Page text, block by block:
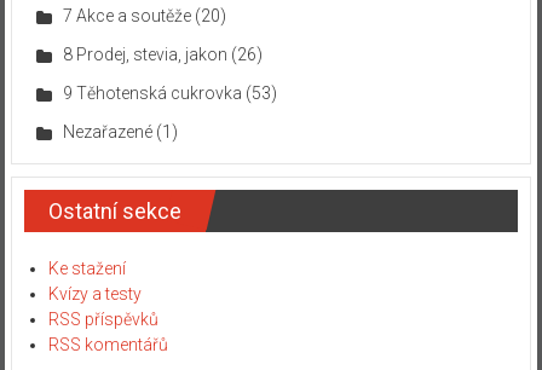
7 Akce a soutěže(20)
8 Prodej, stevia, jakon (26)
9 Těhotenská cukrovka (53)
Nezařazené(1)
Ostatní sekce
Ke stažení
Kvízy a testy
RSS příspěvků
RSS komentářů